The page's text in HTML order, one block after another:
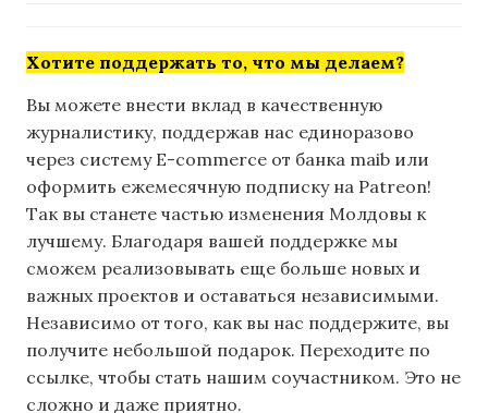
Хотите поддержать то, что мы делаем?
Вы можете внести вклад в качественную
журналистику, поддержав нас единоразово
через систему E-commerce от банка maib или
оформить ежемесячную подписку на Patreon!
Так вы станете частью изменения Молдовы к
лучшему. Благодаря вашей поддержке мы
сможем реализовывать еще больше новых и
важных проектов и оставаться независимыми.
Независимо от того, как вы нас поддержите, вы
получите небольшой подарок. Переходите по
ссылке, чтобы стать нашим соучастником. Это не
сложно и даже приятно.